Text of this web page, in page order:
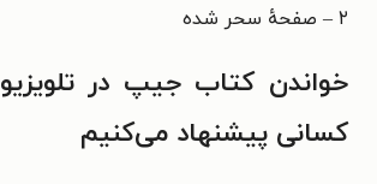
۲ – صفحهٔ سحر شده
خواندن کتاب جیپ در
کسانی پیشنهاد می‌کنیم